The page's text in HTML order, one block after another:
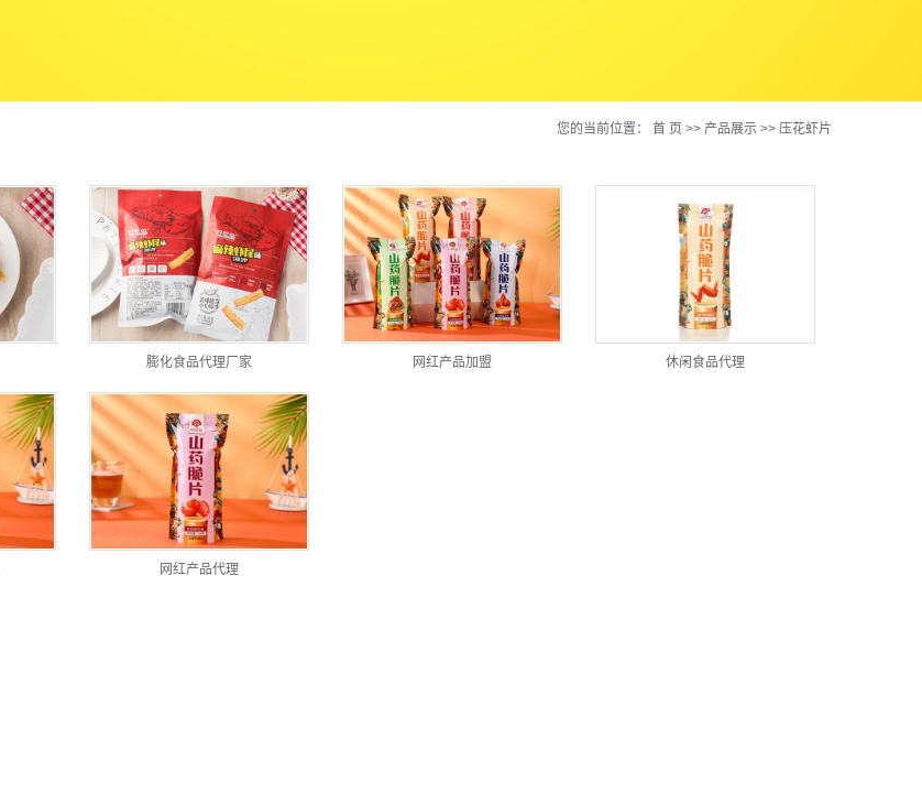
您的当前位置： 首 页 >> 产品展示 >> 压花虾片
膨化食品代理厂家 网红产品加盟 休闲食品代理
网红产品代理